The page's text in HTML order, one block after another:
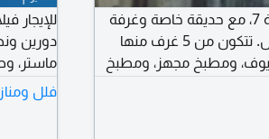
للإيجار فيلا صغيرة في منطقة السلام، قطعة 7، مع حديقة خاصة وغرفة
سائق، دورين ونصف. تشطيب سوبر ديلوكس. تتكون من 5 غرف منها
ومطبخ مجهز، ومطبخ
ماستر،
بعض. الإيجار 1300 د ك وتأمين.
فلل